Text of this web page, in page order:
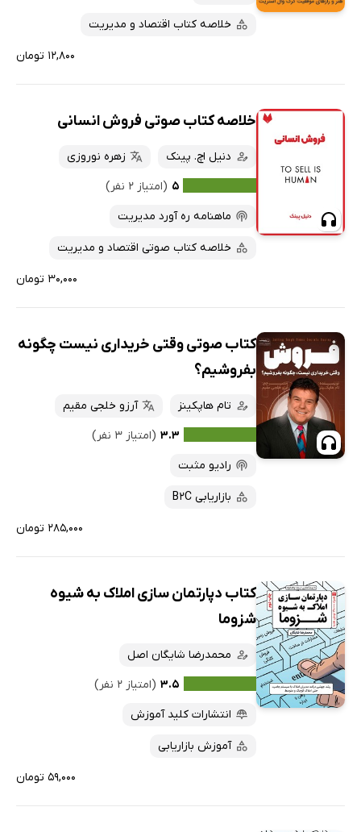
خلاصه کتاب اقتصاد و مدیریت
۱۲,۸۰۰ تومان
خلاصه کتاب صوتی فروش انسانی
دنیل اچ. پینک
زهره نوروزی
۵ (امتیاز ۲ نفر)
ماهنامه ره آورد مدیریت
خلاصه کتاب صوتی اقتصاد و مدیریت
۳۰,۰۰۰ تومان
کتاب صوتی وقتی خریداری نیست چگونه
بفروشیم؟
تام هاپکینز
آرزو خلجی مقیم
۳.۳ (امتیاز ۳ نفر)
رادیو مثبت
بازاریابی B2C
۲۸۵,۰۰۰ تومان
کتاب دپارتمان سازی املاک به شیوه
شزوما
محمدرضا شایگان اصل
۳.۵ (امتیاز ۲ نفر)
انتشارات کلید آموزش
آموزش بازاریابی
۵۹,۰۰۰ تومان